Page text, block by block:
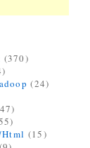
(370)
(24)
(15)